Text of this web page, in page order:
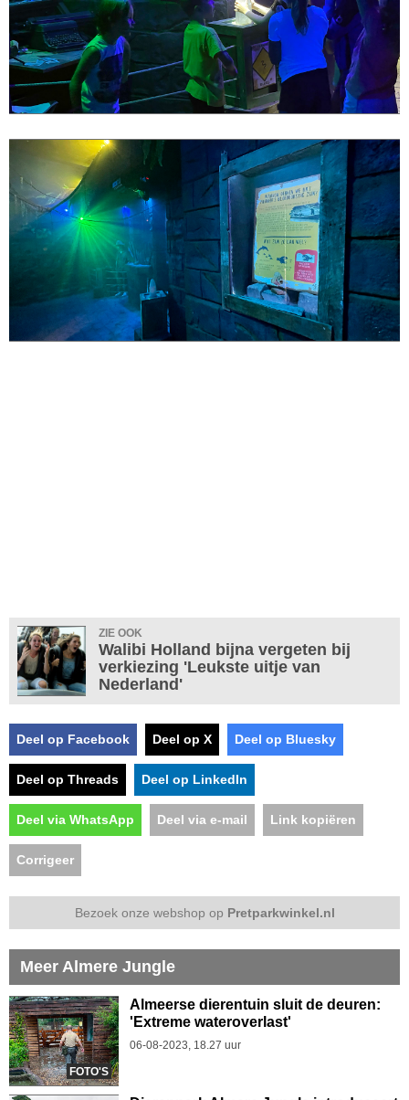
ZIE OOK
Walibi Holland bijna vergeten bij
verkiezing 'Leukste uitje van
Nederland'
Deel op Facebook Deel op X Deel op Bluesky
Deel op Threads Deel op LinkedIn
Deel via WhatsApp Deel via e-mail Link kopiëren
Corrigeer
Bezoek onze webshop op Pretparkwinkel.nl
Meer Almere Jungle
FOTO'S
Almeerse dierentuin sluit de deuren:
'Extreme wateroverlast'
06-08-2023, 18.27 uur